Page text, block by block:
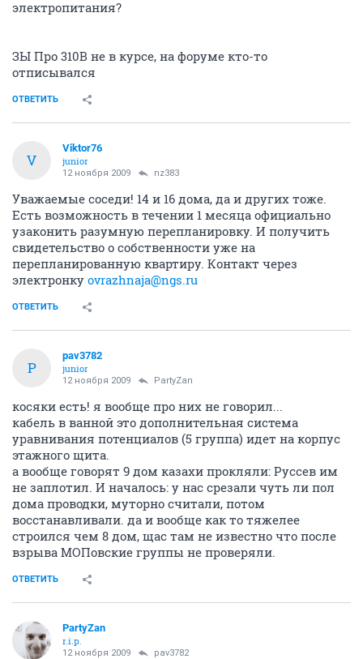
электропитания?
ЗЫ Про 310В не в курсе, на форуме кто-то
отписывался
ОТВЕТИТЬ
V
Viktor76
junior
12 ноября 2009 nz383
Уважаемые соседи! 14 и 16 дома, да и других тоже.
Есть возможность в течении 1 месяца официально
узаконить разумную перепланировку. И получить
свидетельство о собственности уже на
перепланированную квартиру. Контакт через
электронку ovrazhnaja@ngs.ru
ОТВЕТИТЬ
P
pav3782
junior
12 ноября 2009 PartyZan
косяки есть! я вообще про них не говорил...
кабель в ванной это дополнительная система
уравнивания потенциалов (5 группа) идет на корпус
этажного щита.
а вообще говорят 9 дом казахи прокляли: Руссев им
не заплотил. И началось: у нас срезали чуть ли пол
дома проводки, муторно считали, потом
восстанавливали. да и вообще как то тяжелее
строился чем 8 дом, щас там не известно что после
взрыва МОПовские группы не проверяли.
ОТВЕТИТЬ
PartyZan
r.i.p.
12 ноября 2009 pav3782